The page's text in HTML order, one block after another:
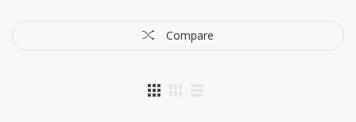
Compare